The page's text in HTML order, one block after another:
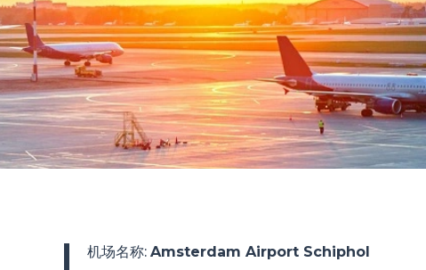
机场名称: Amsterdam Airport Schiphol